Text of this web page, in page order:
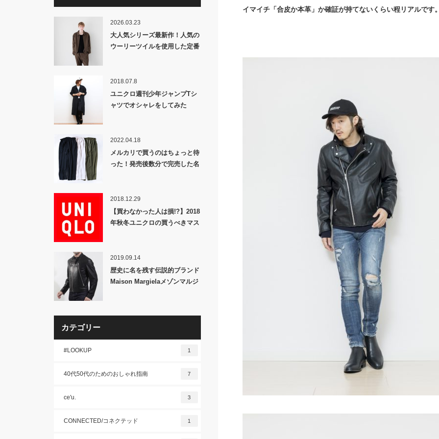
イマイチ「合皮か本革」か確証が持てないくらい程リアルです
2026.03.23
大人気シリーズ最新作！人気の
ウーリーツイルを使用した定番
ズ７型」発売！
2018.07.8
ユニクロ週刊少年ジャンプTシ
ャツでオシャレをしてみた
2022.04.18
メルカリで買うのはちょっと待
った！発売後数分で完売した名
2018.12.29
【買わなかった人は損!?】2018
年秋冬ユニクロの買うべきマス
2019.09.14
歴史に名を残す伝説的ブランド
Maison Margielaメゾンマルジ
カテゴリー
#LOOKUP 1
40代50代のためのおしゃれ指南 7
ce'u. 3
CONNECTED/コネクテッド 1